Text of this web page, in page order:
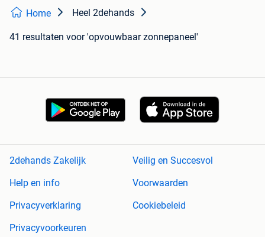
Home Heel 2dehands
41 resultaten voor 'opvouwbaar zonnepaneel'
2dehands Zakelijk
Veilig en Succesvol
Help en info
Voorwaarden
Privacyverklaring
Cookiebeleid
Privacyvoorkeuren